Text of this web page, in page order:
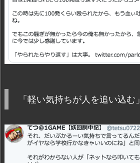
「軽い気持ちが人を追い込む」